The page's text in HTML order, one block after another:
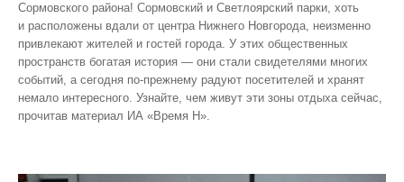
Сормовского района! Сормовский и Светлоярский парки, хоть
и расположены вдали от центра Нижнего Новгорода, неизменно
привлекают жителей и гостей города. У этих общественных
пространств богатая история — они стали свидетелями многих
событий, а сегодня по‑прежнему радуют посетителей и хранят
немало интересного. Узнайте, чем живут эти зоны отдыха сейчас,
прочитав материал ИА «Время Н».